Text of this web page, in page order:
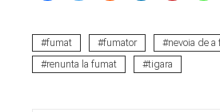
fumat fumator
nevoia de a
renunta la fumat
tigara